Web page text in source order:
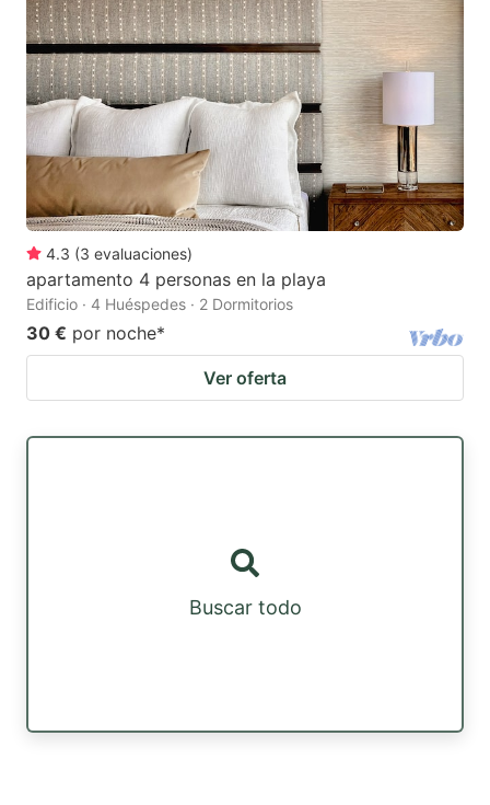
4.3 (3 evaluaciones)
apartamento 4 personas en la playa
Edificio · 4 Huéspedes · 2 Dormitorios
30 € por noche*
Ver oferta
Buscar todo